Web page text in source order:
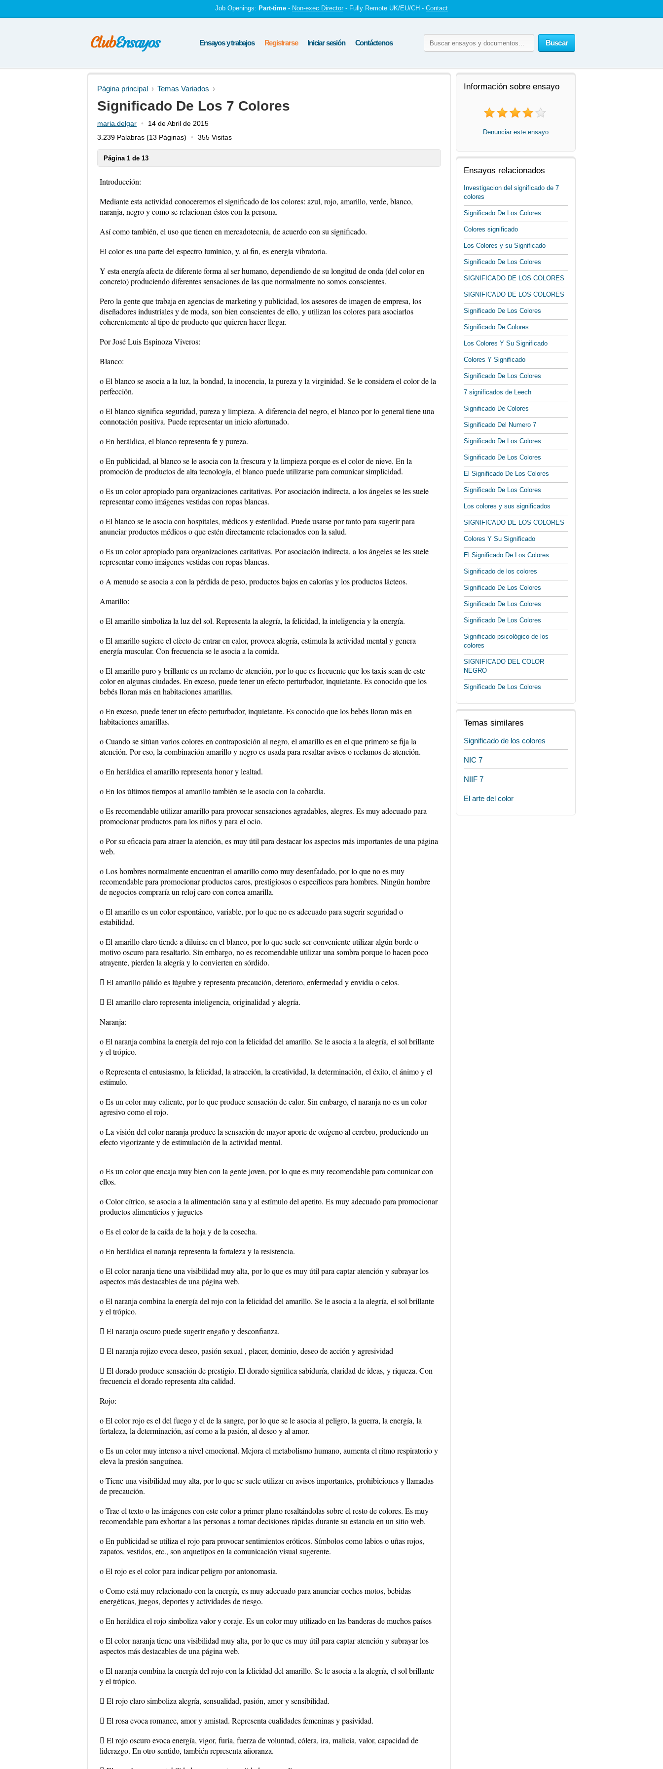
Job Openings: Part-time - Non-exec Director - Fully Remote UK/EU/CH - Contact
Buscar
Ensayos y trabajos Registrarse Iniciar sesión Contáctenos
Página principal Temas Variados
Significado De Los 7 Colores
maria.delgar
14 de Abril de 2015
3.239 Palabras (13 Páginas) 355 Visitas
Página 1 de 13
Introducción:
Mediante esta actividad conoceremos el significado de los colores: azul, rojo, amarillo, verde, blanco,
naranja, negro y como se relacionan éstos con la persona.
Así como también, el uso que tienen en mercadotecnia, de acuerdo con su significado.
El color es una parte del espectro lumínico, y, al fin, es energía vibratoria.
Y esta energía afecta de diferente forma al ser humano, dependiendo de su longitud de onda (del color en
concreto) produciendo diferentes sensaciones de las que normalmente no somos conscientes.
Pero la gente que trabaja en agencias de marketing y publicidad, los asesores de imagen de empresa, los
diseñadores industriales y de moda, son bien conscientes de ello, y utilizan los colores para asociarlos
coherentemente al tipo de producto que quieren hacer llegar.
Por José Luis Espinoza Viveros:
Blanco:
o El blanco se asocia a la luz, la bondad, la inocencia, la pureza y la virginidad. Se le considera el color de la
perfección.
o El blanco significa seguridad, pureza y limpieza. A diferencia del negro, el blanco por lo general tiene una
connotación positiva. Puede representar un inicio afortunado.
o En heráldica, el blanco representa fe y pureza.
o En publicidad, al blanco se le asocia con la frescura y la limpieza porque es el color de nieve. En la
promoción de productos de alta tecnología, el blanco puede utilizarse para comunicar simplicidad.
o Es un color apropiado para organizaciones caritativas. Por asociación indirecta, a los ángeles se les suele
representar como imágenes vestidas con ropas blancas.
o El blanco se le asocia con hospitales, médicos y esterilidad. Puede usarse por tanto para sugerir para
anunciar productos médicos o que estén directamente relacionados con la salud.
o Es un color apropiado para organizaciones caritativas. Por asociación indirecta, a los ángeles se les suele
representar como imágenes vestidas con ropas blancas.
o A menudo se asocia a con la pérdida de peso, productos bajos en calorías y los productos lácteos.
Amarillo:
o El amarillo simboliza la luz del sol. Representa la alegría, la felicidad, la inteligencia y la energía.
o El amarillo sugiere el efecto de entrar en calor, provoca alegría, estimula la actividad mental y genera
energía muscular. Con frecuencia se le asocia a la comida.
o El amarillo puro y brillante es un reclamo de atención, por lo que es frecuente que los taxis sean de este
color en algunas ciudades. En exceso, puede tener un efecto perturbador, inquietante. Es conocido que los
bebés lloran más en habitaciones amarillas.
o En exceso, puede tener un efecto perturbador, inquietante. Es conocido que los bebés lloran más en
habitaciones amarillas.
o Cuando se sitúan varios colores en contraposición al negro, el amarillo es en el que primero se fija la
atención. Por eso, la combinación amarillo y negro es usada para resaltar avisos o reclamos de atención.
o En heráldica el amarillo representa honor y lealtad.
o En los últimos tiempos al amarillo también se le asocia con la cobardía.
o Es recomendable utilizar amarillo para provocar sensaciones agradables, alegres. Es muy adecuado para
promocionar productos para los niños y para el ocio.
o Por su eficacia para atraer la atención, es muy útil para destacar los aspectos más importantes de una página
web.
o Los hombres normalmente encuentran el amarillo como muy desenfadado, por lo que no es muy
recomendable para promocionar productos caros, prestigiosos o específicos para hombres. Ningún hombre
de negocios compraría un reloj caro con correa amarilla.
o El amarillo es un color espontáneo, variable, por lo que no es adecuado para sugerir seguridad o
estabilidad.
o El amarillo claro tiende a diluirse en el blanco, por lo que suele ser conveniente utilizar algún borde o
motivo oscuro para resaltarlo. Sin embargo, no es recomendable utilizar una sombra porque lo hacen poco
atrayente, pierden la alegría y lo convierten en sórdido.
 El amarillo pálido es lúgubre y representa precaución, deterioro, enfermedad y envidia o celos.
 El amarillo claro representa inteligencia, originalidad y alegría.
Naranja:
o El naranja combina la energía del rojo con la felicidad del amarillo. Se le asocia a la alegría, el sol brillante
y el trópico.
o Representa el entusiasmo, la felicidad, la atracción, la creatividad, la determinación, el éxito, el ánimo y el
estímulo.
o Es un color muy caliente, por lo que produce sensación de calor. Sin embargo, el naranja no es un color
agresivo como el rojo.
o La visión del color naranja produce la sensación de mayor aporte de oxígeno al cerebro, produciendo un
efecto vigorizante y de estimulación de la actividad mental.
o Es un color que encaja muy bien con la gente joven, por lo que es muy recomendable para comunicar con
ellos.
o Color cítrico, se asocia a la alimentación sana y al estímulo del apetito. Es muy adecuado para promocionar
productos alimenticios y juguetes
o Es el color de la caída de la hoja y de la cosecha.
o En heráldica el naranja representa la fortaleza y la resistencia.
o El color naranja tiene una visibilidad muy alta, por lo que es muy útil para captar atención y subrayar los
aspectos más destacables de una página web.
o El naranja combina la energía del rojo con la felicidad del amarillo. Se le asocia a la alegría, el sol brillante
y el trópico.
 El naranja oscuro puede sugerir engaño y desconfianza.
 El naranja rojizo evoca deseo, pasión sexual , placer, dominio, deseo de acción y agresividad
 El dorado produce sensación de prestigio. El dorado significa sabiduría, claridad de ideas, y riqueza. Con
frecuencia el dorado representa alta calidad.
Rojo:
o El color rojo es el del fuego y el de la sangre, por lo que se le asocia al peligro, la guerra, la energía, la
fortaleza, la determinación, así como a la pasión, al deseo y al amor.
o Es un color muy intenso a nivel emocional. Mejora el metabolismo humano, aumenta el ritmo respiratorio y
eleva la presión sanguínea.
o Tiene una visibilidad muy alta, por lo que se suele utilizar en avisos importantes, prohibiciones y llamadas
de precaución.
o Trae el texto o las imágenes con este color a primer plano resaltándolas sobre el resto de colores. Es muy
recomendable para exhortar a las personas a tomar decisiones rápidas durante su estancia en un sitio web.
o En publicidad se utiliza el rojo para provocar sentimientos eróticos. Símbolos como labios o uñas rojos,
zapatos, vestidos, etc., son arquetipos en la comunicación visual sugerente.
o El rojo es el color para indicar peligro por antonomasia.
o Como está muy relacionado con la energía, es muy adecuado para anunciar coches motos, bebidas
energéticas, juegos, deportes y actividades de riesgo.
o En heráldica el rojo simboliza valor y coraje. Es un color muy utilizado en las banderas de muchos países
o El color naranja tiene una visibilidad muy alta, por lo que es muy útil para captar atención y subrayar los
aspectos más destacables de una página web.
o El naranja combina la energía del rojo con la felicidad del amarillo. Se le asocia a la alegría, el sol brillante
y el trópico.
 El rojo claro simboliza alegría, sensualidad, pasión, amor y sensibilidad.
 El rosa evoca romance, amor y amistad. Representa cualidades femeninas y pasividad.
 El rojo oscuro evoca energía, vigor, furia, fuerza de voluntad, cólera, ira, malicia, valor, capacidad de
liderazgo. En otro sentido, también representa añoranza.
Información sobre ensayo
Denunciar este ensayo
Ensayos relacionados
Investigacion del significado de 7
colores
Significado De Los Colores
Colores significado
Los Colores y su Significado
Significado De Los Colores
SIGNIFICADO DE LOS COLORES
SIGNIFICADO DE LOS COLORES
Significado De Los Colores
Significado De Colores
Los Colores Y Su Significado
Colores Y Significado
Significado De Los Colores
7 significados de Leech
Significado De Colores
Significado Del Numero 7
Significado De Los Colores
Significado De Los Colores
El Significado De Los Colores
Significado De Los Colores
Los colores y sus significados
SIGNIFICADO DE LOS COLORES
Colores Y Su Significado
El Significado De Los Colores
Significado de los colores
Significado De Los Colores
Significado De Los Colores
Significado De Los Colores
Significado psicológico de los
colores
SIGNIFICADO DEL COLOR
NEGRO
Significado De Los Colores
Temas similares
Significado de los colores
NIC 7
NIIF 7
El arte del color